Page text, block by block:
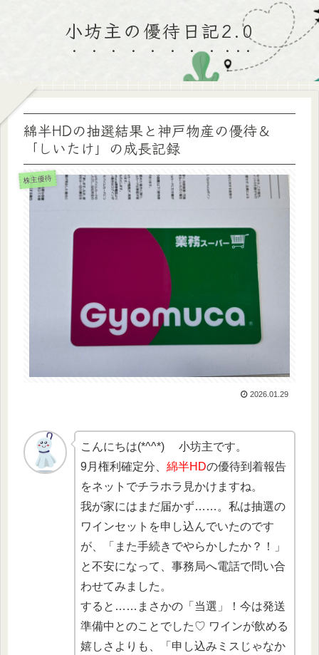
小坊主の優待日記2.0
綿半HDの抽選結果と神戸物産の優待＆
「しいたけ」の成長記録
株主優待
2026.01.29
こんにちは(*^^*) 小坊主です。
9月権利確定分、綿半HDの優待到着報告
をネットでチラホラ見かけますね。
我が家にはまだ届かず……。私は抽選の
ワインセットを申し込んでいたのです
が、「また手続きでやらかしたか？！」
と不安になって、事務局へ電話で問い合
わせてみました。
すると……まさかの「当選」！今は発送
準備中とのことでした♡ ワインが飲める
嬉しさよりも、「申し込みミスじゃなか